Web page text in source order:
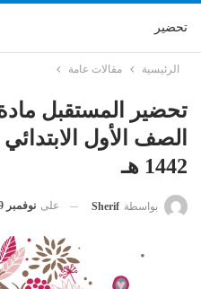
تحضير
الرئيسية مقالات عامة
تحضير المستقبل مادة
الصف الأول
1442 هـ
بواسطة Sherif على نوفمبر 19, 2020